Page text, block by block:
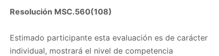
Resolución MSC.560(108)
Estimado participante esta evaluación es de carácter
individual, mostrará el nivel de competencia